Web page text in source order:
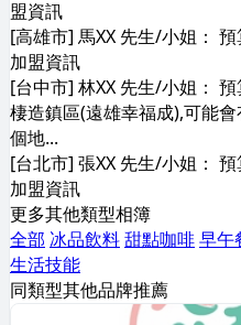
盟資訊
[高雄市] 馬XX 先生/小姐：
加盟資訊
[台中市] 林XX 先生/小姐：
棲造鎮區(遠雄幸福成),可能
個地...
[台北市] 張XX 先生/小姐：
加盟資訊
更多其他類型相簿
全部 冰品飲料甜點咖啡早午
生活技能
同類型其他品牌推薦